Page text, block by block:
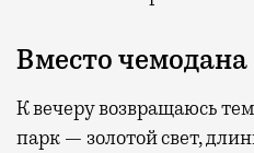
Вместо чемодана
К вечеру возвращаюсь
парк — золотой свет,